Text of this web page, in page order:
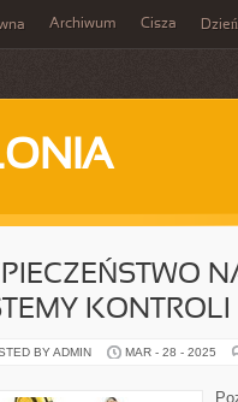
Archiwum Cisza Dzień
BY ADMIN MAR - 28 - 2025